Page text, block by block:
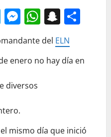
Telegram
Messenger
del ELN
enero no hay día en
diversos
mismo día que inició